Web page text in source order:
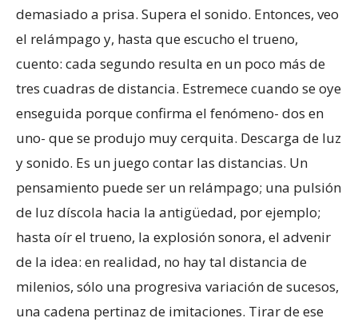
demasiado a prisa. Supera el sonido. Entonces, veo
el relámpago y, hasta que escucho el trueno,
cuento: cada segundo resulta en un poco más de
tres cuadras de distancia. Estremece cuando se oye
enseguida porque confirma el fenómeno- dos en
uno- que se produjo muy cerquita. Descarga de luz
y sonido. Es un juego contar las distancias. Un
pensamiento puede ser un relámpago; una pulsión
de luz díscola hacia la antigüedad, por ejemplo;
hasta oír el trueno, la explosión sonora, el advenir
de la idea: en realidad, no hay tal distancia de
milenios, sólo una progresiva variación de sucesos,
una cadena pertinaz de imitaciones. Tirar de ese